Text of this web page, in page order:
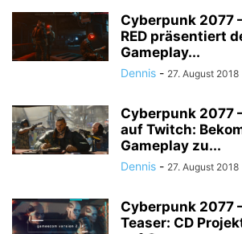
Cyberpunk 2077
RED präsentiert
Gameplay...
Dennis - 27. August 2018
Cyberpunk 2077
auf Twitch:
Gameplay zu...
Dennis - 27. August 2018
Cyberpunk 2077
Teaser: CD